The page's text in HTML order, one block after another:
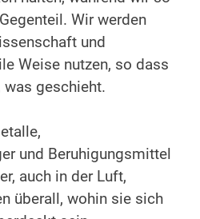
Wir werden
und
Weise nutzen, so dass
was geschieht.
und Beruhigungsmittel
auch in der Luft,
überall, wohin sie sich